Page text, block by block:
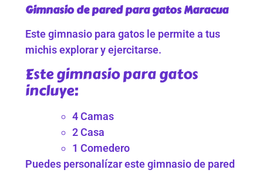
Gimnasio de pared para gatos Maracua
Este gimnasio para gatos le permite a tus
michis explorar y ejercitarse.
Este gimnasio para gatos
incluye:
4 Camas
2 Casa
1 Comedero
Puedes personalízar este gimnasio de pared